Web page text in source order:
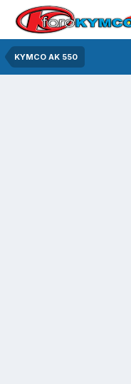
KYMCO AK 550